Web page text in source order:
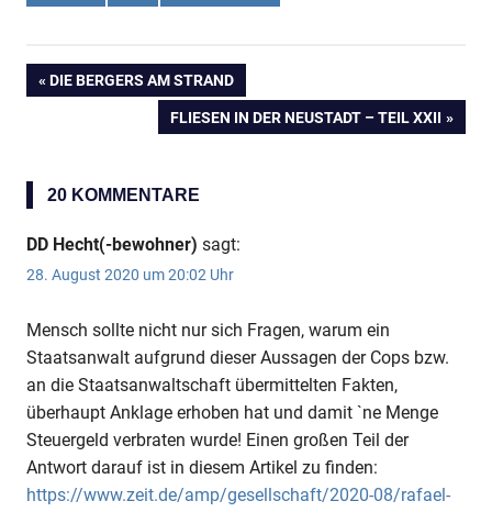
Beitragsnavigation
VORHERIGER
DIE BERGERS AM STRAND
NÄCHSTER
FLIESEN IN DER NEUSTADT – TEIL XXII
20 KOMMENTARE
DD Hecht(-bewohner) sagt:
28. August 2020 um 20:02 Uhr
Mensch sollte nicht nur sich Fragen, warum ein
Staatsanwalt aufgrund dieser Aussagen der Cops bzw.
an die Staatsanwaltschaft übermittelten Fakten,
überhaupt Anklage erhoben hat und damit `ne Menge
Steuergeld verbraten wurde! Einen großen Teil der
Antwort darauf ist in diesem Artikel zu finden:
https://www.zeit.de/amp/gesellschaft/2020-08/rafael-